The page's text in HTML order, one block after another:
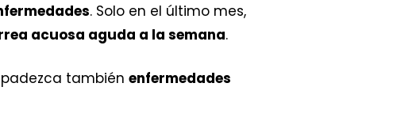
. Solo en el último mes,
acuosa aguda a la semana.
también enfermedades